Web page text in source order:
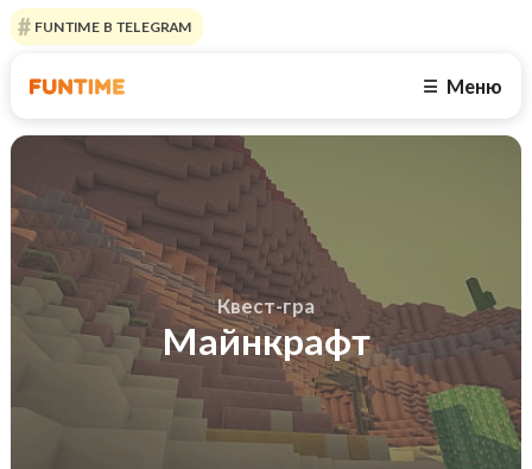
FUNTIME В TELEGRAM
☰ Меню
Квест-гра
Майнкрафт